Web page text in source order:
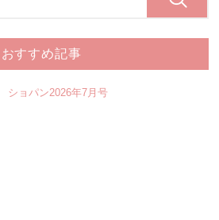
おすすめ記事
ショパン2026年7月号